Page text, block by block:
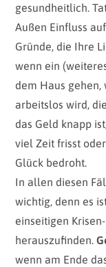
gesundheitlich.
Außen Einfluss
Gründe, die Ihre
wenn ein
dem Haus
arbeitslos wird,
das Geld knapp
viel Zeit frisst
Glück bedroht.
In allen diesen
wichtig, denn es
einseitigen
herauszufinden.
wenn am Ende